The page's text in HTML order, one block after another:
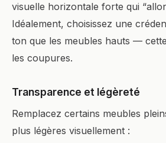
visuelle horizontale forte qui
Idéalement, choisissez une
ton que les meubles hauts —
les coupures.
Transparence et légèreté
Remplacez certains meubles
plus légères visuellement :